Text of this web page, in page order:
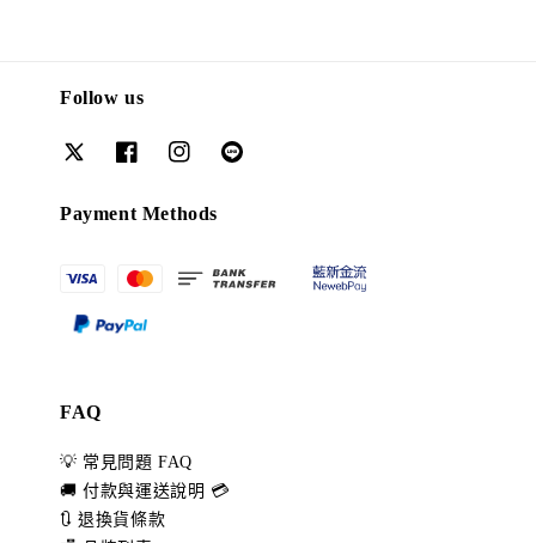
Follow us
Payment Methods
FAQ
💡 常見問題 FAQ
🚚 付款與運送說明 💳
🔃 退換貨條款